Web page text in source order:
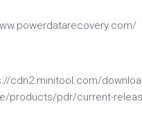
cdn2.minitool.com/
products/pdr/current-